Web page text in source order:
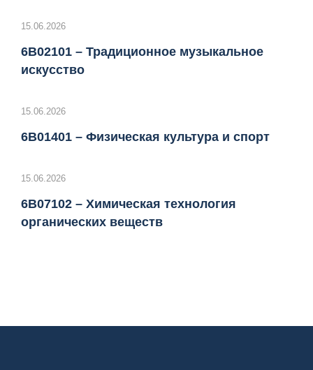
15.06.2026
6B02101 – Традиционное музыкальное
искусство
15.06.2026
6B01401 – Физическая культура и спорт
15.06.2026
6B07102 – Химическая технология
органических веществ